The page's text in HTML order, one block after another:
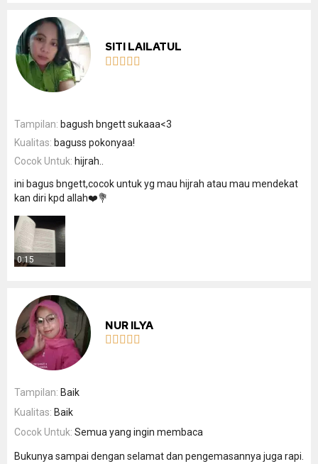
SITI LAILATUL
    
Tampilan: bagush bngett sukaaa<3
Kualitas: baguss pokonyaa!
Cocok Untuk: hijrah..
ini bagus bngett,cocok untuk yg mau hijrah atau mau mendekat
kan diri kpd allah❤️💐
0:15
NUR ILYA
    
Tampilan: Baik
Kualitas: Baik
Cocok Untuk: Semua yang ingin membaca
Bukunya sampai dengan selamat dan pengemasannya juga rapi.